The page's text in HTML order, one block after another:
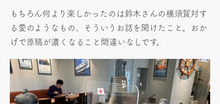
もちろん何より楽しかったのは鈴木さんの横須賀対す
る愛のようなもの、そういうお話を聞けたこと。おか
げで原稿が濃くなること間違いなしです。